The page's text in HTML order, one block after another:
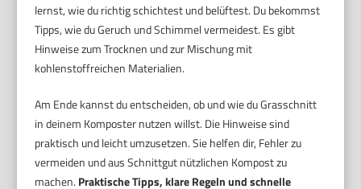
lernst, wie du richtig schichtest und belüftest. Du bekommst
Tipps, wie du Geruch und Schimmel vermeidest. Es gibt
Hinweise zum Trocknen und zur Mischung mit
kohlenstoffreichen Materialien.
Am Ende kannst du entscheiden, ob und wie du Grasschnitt
in deinem Komposter nutzen willst. Die Hinweise sind
praktisch und leicht umzusetzen. Sie helfen dir, Fehler zu
vermeiden und aus Schnittgut nützlichen Kompost zu
machen. Praktische Tipps, klare Regeln und schnelle